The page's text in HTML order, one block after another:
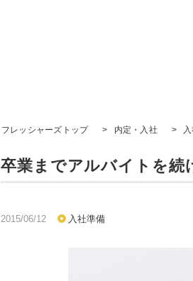
フレッシャーズトップ > 内定・入社 >
卒業までアルバイトを続
2015/06/12 入社準備